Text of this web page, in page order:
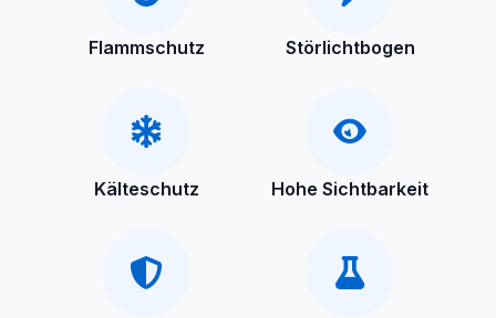
Flammschutz Störlichtbogen
Kälteschutz Hohe Sichtbarkeit